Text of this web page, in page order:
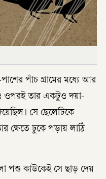
পাঁচ গ্রামের মধ্যে আর
ওপরই তার একটুও দয়া-
সে ছেলেটিকে
ক্ষেতে ঢুকে পড়ায় লাঠি
পশু কাউকেই সে ছাড় দেয়